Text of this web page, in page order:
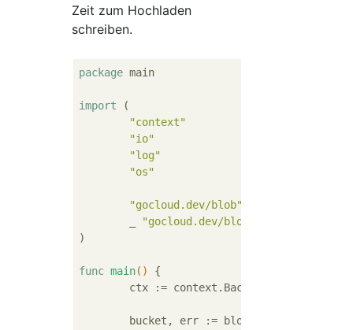
Zeit zum Hochladen
schreiben.
package main
import (
"context"
"io"
"log"
"os"
"gocloud.dev/blob"
"gocloud.dev/blob/s3blob"
)
func main()
{
bucket, err :=